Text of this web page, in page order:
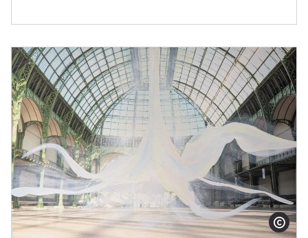
the
exhibition
"Matisse
1941–
1954"
Show